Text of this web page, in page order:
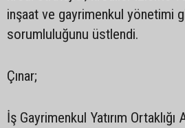
inşaat ve gayrimenkul yönetimi
sorumluluğunu üstlendi.
Çınar;
İş Gayrimenkul Yatırım Ortaklığı